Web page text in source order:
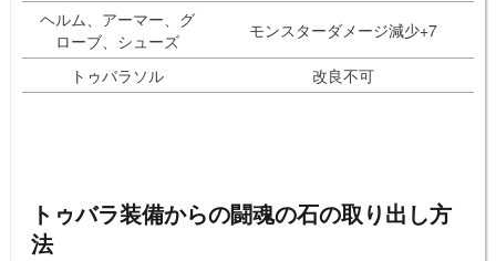
ヘルム、アーマー、グ
ローブ、シューズ
モンスターダメージ減少+7
トゥバラソル 改良不可
トゥバラ装備からの闘魂の石の取り出し方
法